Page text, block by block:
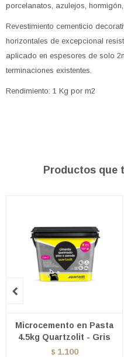
porcelanatos, azulejos,
Revestimiento cementicio
horizontales de excepcional
aplicado en espesores de solo
terminaciones existentes.
Rendimiento: 1 Kg por m2
Productos que
Microcemento en Pasta
4.5kg Quartzolit - Gris
$ 1.100
